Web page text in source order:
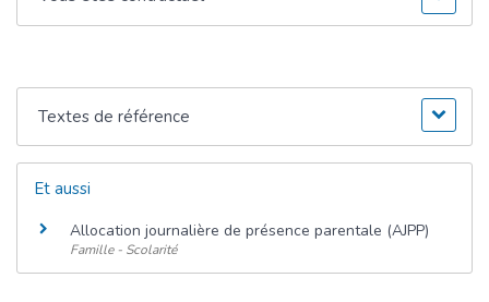
Textes de référence
Et aussi
Allocation journalière de présence parentale (AJPP)
Famille - Scolarité